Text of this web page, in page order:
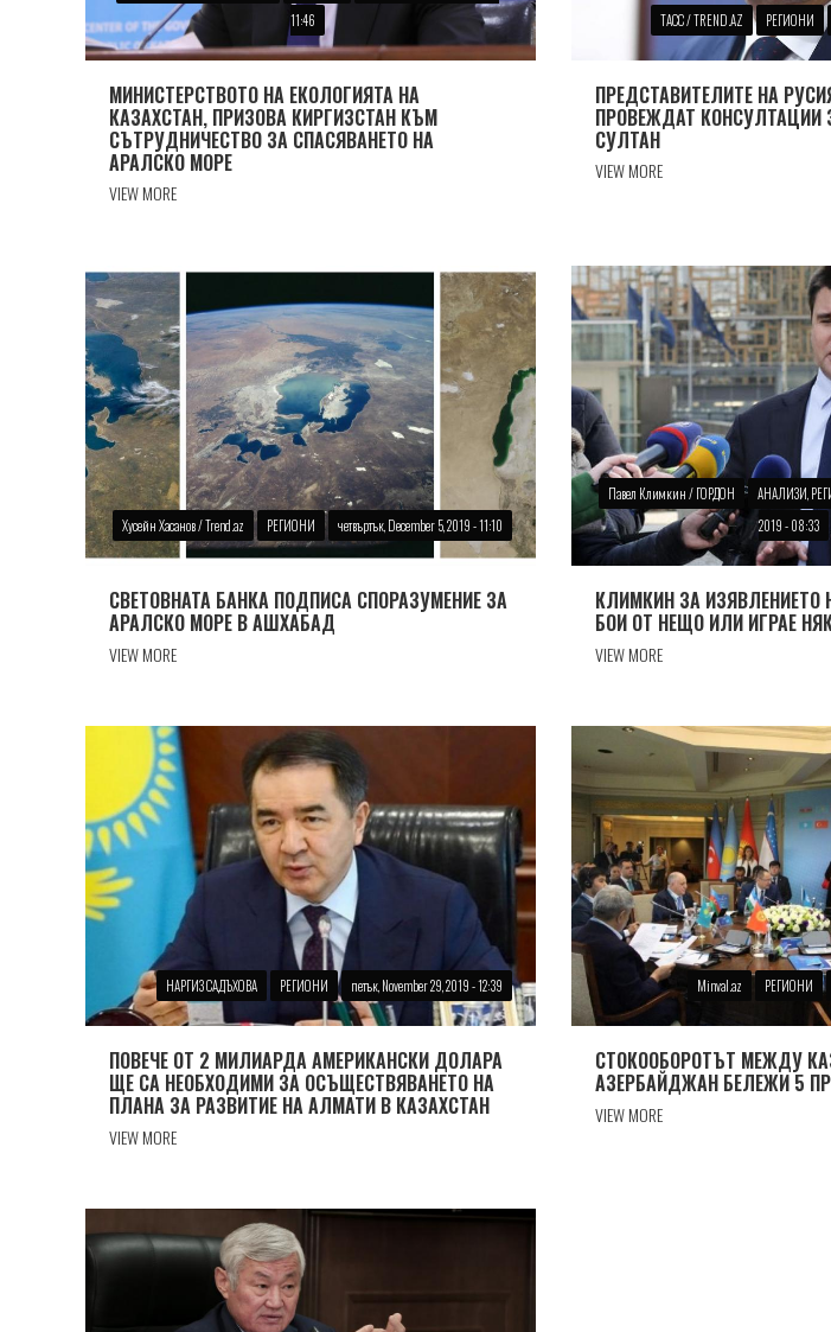
11:46
МИНИСТЕРСТВОТО НА ЕКОЛОГИЯТА НА
КАЗАХСТАН, ПРИЗОВА КИРГИЗСТАН КЪМ
СЪТРУДНИЧЕСТВО ЗА СПАСЯВАНЕТО НА
АРАЛСКО МОРЕ
VIEW MORE
ТАСС / TREND.AZ РЕГИОНИ
ПРЕДСТАВИТЕЛИТЕ НА
ПРОВЕЖДАТ КОНСУЛТАЦИИ
СУЛТАН
VIEW MORE
Хусейн Хасанов / Trend.az РЕГИОНИ четвъртък, December 5, 2019 - 11:10
СВЕТОВНАТА БАНКА ПОДПИСА СПОРАЗУМЕНИЕ ЗА
АРАЛСКО МОРЕ В АШХАБАД
VIEW MORE
Павел Климкин / ГОРДОН АНАЛИЗИ,
2019 - 08:33
КЛИМКИН ЗА ИЗЯВЛЕНИЕТО
БОИ ОТ НЕЩО ИЛИ ИГРАЕ
VIEW MORE
НАРГИЗ САДЪХОВА РЕГИОНИ петък, November 29, 2019 - 12:39
ПОВЕЧЕ ОТ 2 МИЛИАРДА АМЕРИКАНСКИ ДОЛАРА
ЩЕ СА НЕОБХОДИМИ ЗА ОСЪЩЕСТВЯВАНЕТО НА
ПЛАНА ЗА РАЗВИТИЕ НА АЛМАТИ В КАЗАХСТАН
VIEW MORE
Minval.az РЕГИОНИ
СТОКООБОРОТЪТ МЕЖДУ
АЗЕРБАЙДЖАН БЕЛЕЖИ 5
VIEW MORE